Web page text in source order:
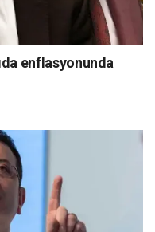
enflasyonunda